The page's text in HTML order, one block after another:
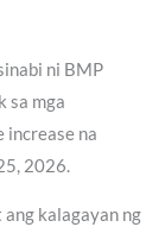
ni BMP
sa mga
increase na
2026.
kalagayan ng